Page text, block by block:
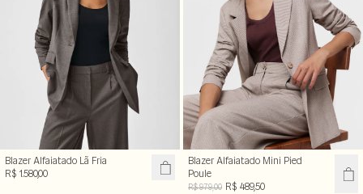
Blazer Alfaiatado Lã Fria
R$ 1.580,00
Blazer Alfaiatado Mini Pied
Poule
R$ 979,00 R$ 489,50